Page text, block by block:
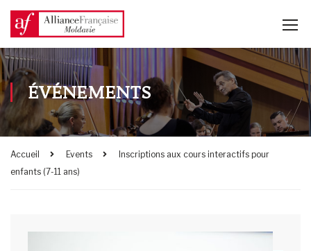
ÉVÉNEMENTS
Accueil Events
Inscriptions aux cours interactifs pour
enfants (7-11 ans)